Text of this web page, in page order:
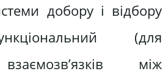
добору і відбору
(для
між